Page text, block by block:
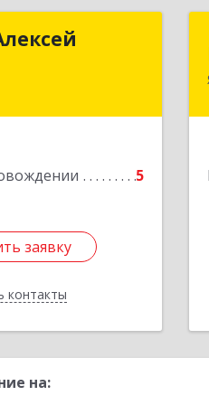
5
заявку
контакты
Алексей
заявку
на: